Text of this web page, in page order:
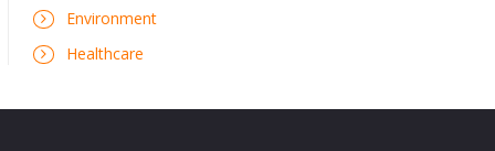
Environment
Healthcare